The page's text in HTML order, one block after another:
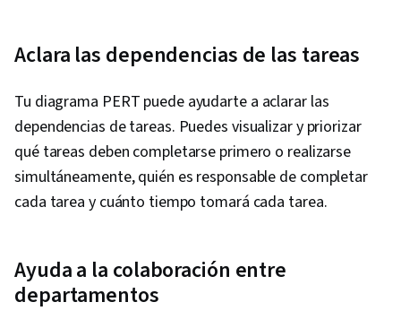
Schedules, Estimation, Cost Estimation,
Goals, Accountability Frameworks,
Performance Metric, Business Writing,
Stakeholder Management, Resource
Management, Cost Benefit Analysis,
Stakeholder Engagement, Meeting Facilitation,
Aclara las dependencias de las tareas
Tu diagrama PERT puede ayudarte a aclarar las
dependencias de tareas. Puedes visualizar y priorizar
qué tareas deben completarse primero o realizarse
simultáneamente, quién es responsable de completar
cada tarea y cuánto tiempo tomará cada tarea.
Ayuda a la colaboración entre
departamentos